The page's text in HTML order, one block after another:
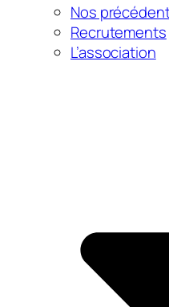
Nos
Recrutements
L’association